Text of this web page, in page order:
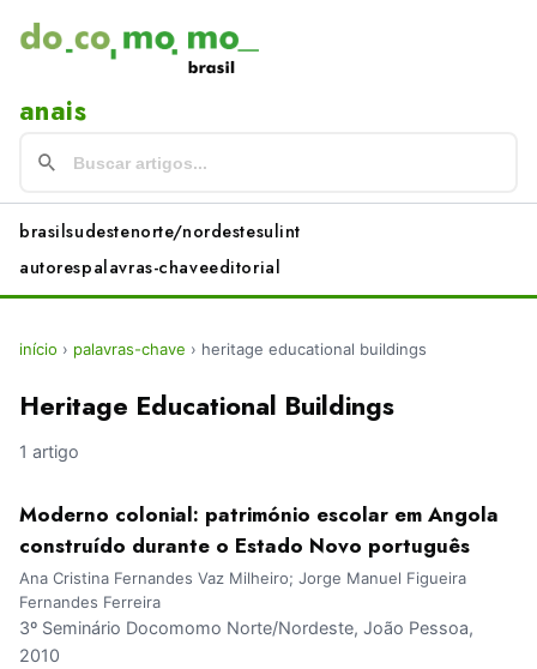
anais
brasilsudestenorte/nordestesulint
autorespalavras-chaveeditorial
início › palavras-chave › heritage educational buildings
Heritage Educational Buildings
1 artigo
Moderno colonial: património escolar em Angola
construído durante o Estado Novo português
Ana Cristina Fernandes Vaz Milheiro; Jorge Manuel Figueira
Fernandes Ferreira
3º Seminário Docomomo Norte/Nordeste, João Pessoa,
2010